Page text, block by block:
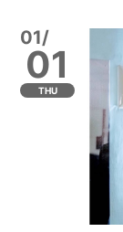
01/
01
THU